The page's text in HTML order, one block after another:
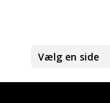
Vælg en side